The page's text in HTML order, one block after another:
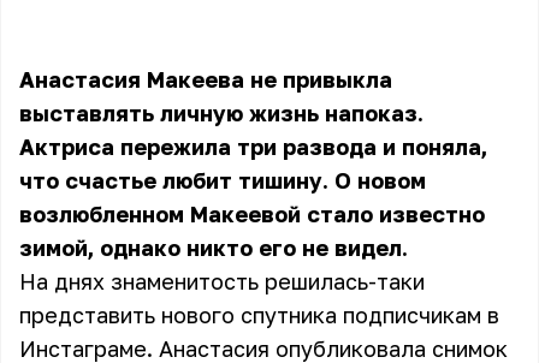
Анастасия Макеева не привыкла
выставлять личную жизнь напоказ.
Актриса пережила три развода и поняла,
что счастье любит тишину. О новом
возлюбленном Макеевой стало известно
зимой, однако никто его не видел.
На днях знаменитость решилась-таки
представить нового спутника подписчикам в
Инстаграме. Анастасия опубликовала снимок